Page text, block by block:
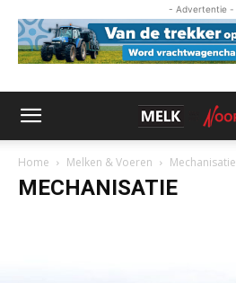
- Advertentie -
Home Melken & Voeren Mechanisatie
MECHANISATIE